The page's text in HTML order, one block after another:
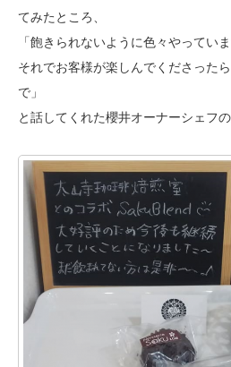
てみたところ、
「飽きられないように色々やっていま
それでお客様が楽しんでくださった
で」
と話してくれた櫻井オーナーシェフ